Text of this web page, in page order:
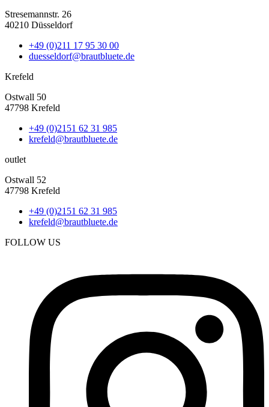
Stresemannstr. 26
40210 Düsseldorf
+49 (0)211 17 95 30 00
duesseldorf@brautbluete.de
Krefeld
Ostwall 50
47798 Krefeld
+49 (0)2151 62 31 985
krefeld@brautbluete.de
outlet
Ostwall 52
47798 Krefeld
+49 (0)2151 62 31 985
krefeld@brautbluete.de
FOLLOW US